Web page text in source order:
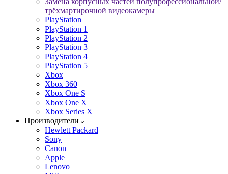
трёхмартирочной видеокамеры
PlayStation
PlayStation 1
PlayStation 2
PlayStation 3
PlayStation 4
PlayStation 5
Xbox
Xbox 360
Xbox One S
Xbox One X
Xbox Series X
Производители
Hewlett Packard
Sony
Canon
Apple
Lenovo